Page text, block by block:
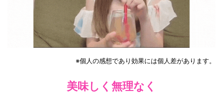
※個人の感想であり効果には個人差があります。
美味しく無理なく